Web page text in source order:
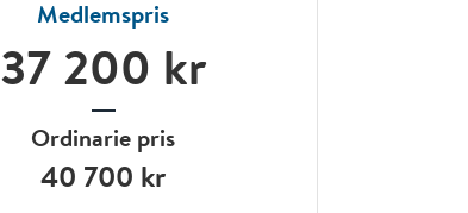
Medlemspris
37 200 kr
Ordinarie pris
40 700 kr